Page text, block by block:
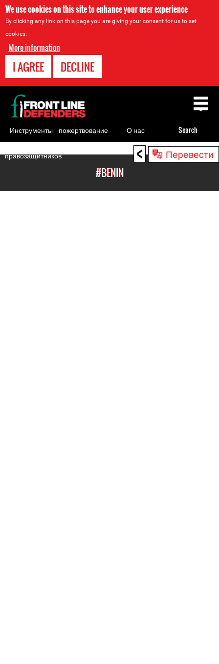
We use cookies on this site to enhance your user experience
By clicking any link on this page you are giving your consent for us to set
cookies.
More information
I AGREE DECLINE
< Перевести
to
#BENIN
Back
to
top
Инструменты
для
правозащитников
пожертвование О нас Search